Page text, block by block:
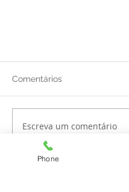
Comentários
Escreva um comentário
Phone